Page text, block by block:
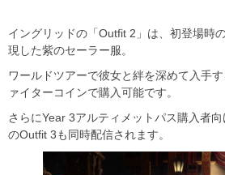
イングリッドの「Outfit 2」は、初登場時
現した紫のセーラー服。
ワールドツアーで彼女と絆を深めて入手
ァイターコインで購入可能です。
さらにYear 3アルティメットパス購入者
のOutfit 3も同時配信されます。